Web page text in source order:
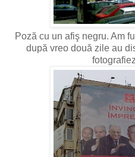
Poză cu un afiş negru. Am
după vreo două zile au